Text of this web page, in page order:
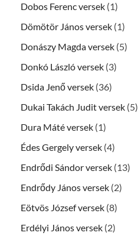
Dobos Ferenc versek (1)
Dömötör János versek (1)
Donászy Magda versek (5)
Donkó László versek (3)
Dsida Jenő versek (36)
Dukai Takách Judit versek (5)
Dura Máté versek (1)
Édes Gergely versek (4)
Endrődi Sándor versek (13)
Endrődy János versek (2)
Eötvös József versek (8)
Erdélyi János versek (2)